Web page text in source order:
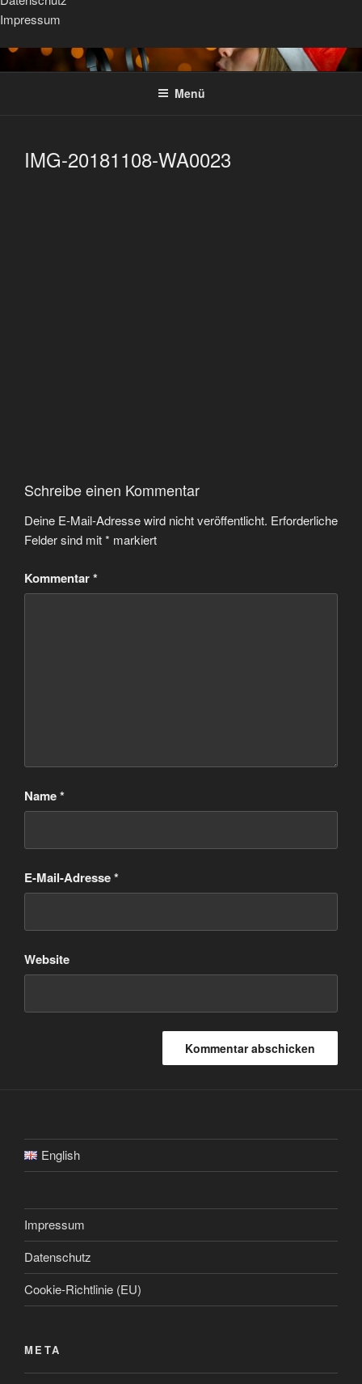
Impressum
Zum
InhaltTRIPOD MOUNTS
For Sigma, Sony, and Tamron lenses
Menü
IMG-20181108-WA0023
Schreibe einen Kommentar
Deine E-Mail-Adresse wird nicht veröffentlicht. Erforderliche
Felder sind mit* markiert
Kommentar*
Name*
E-Mail-Adresse*
Website
English
Impressum
Datenschutz
Cookie-Richtlinie (EU)
META